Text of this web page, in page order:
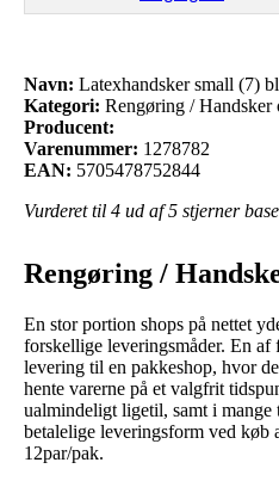
Navn: Latexhandsker small (7)
Kategori: Rengøring /
Producent:
Varenummer: 1278782
EAN: 5705478752844
Vurderet til 4 ud af 5 stjerner
Rengøring /
En stor portion shops på nettet
forskellige leveringsmåder. En
levering til en pakkeshop, hvor
hente varerne på et valgfrit
ualmindeligt ligetil, samt i
betalelige leveringsform ved køb
12par/pak.